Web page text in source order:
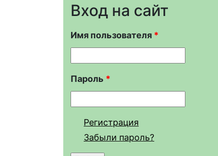
Вход на сайт
Имя пользователя *
Пароль *
Регистрация
Забыли пароль?